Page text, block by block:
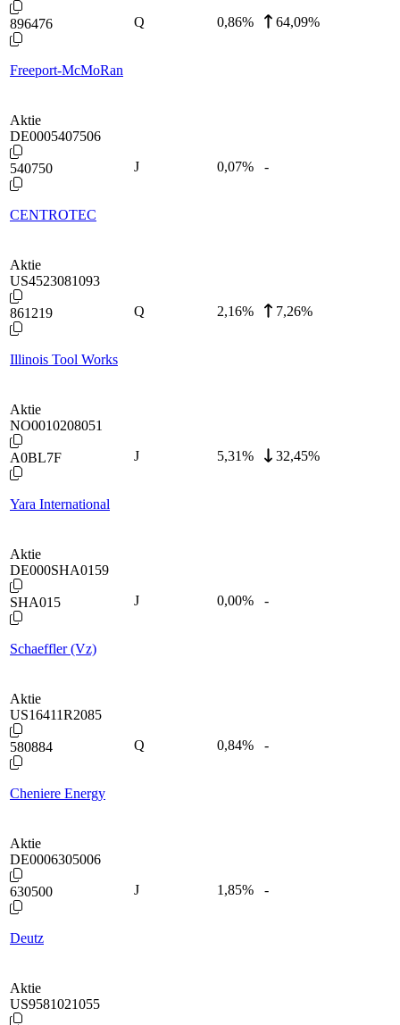
896476
Freeport-McMoRan
Q 0,86% 64,09%
Aktie
DE0005407506
540750
CENTROTEC
J 0,07% -
Aktie
US4523081093
861219
Illinois Tool Works
Q 2,16% 7,26%
Aktie
NO0010208051
A0BL7F
Yara International
J 5,31% 32,45%
Aktie
DE000SHA0159
SHA015
Schaeffler (Vz)
J 0,00% -
Aktie
US16411R2085
580884
Cheniere Energy
Q 0,84% -
Aktie
DE0006305006
630500
Deutz
J 1,85% -
Aktie
US9581021055